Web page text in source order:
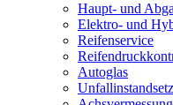
Haupt- und
Elektro- und
Reifenservice
Autoglas